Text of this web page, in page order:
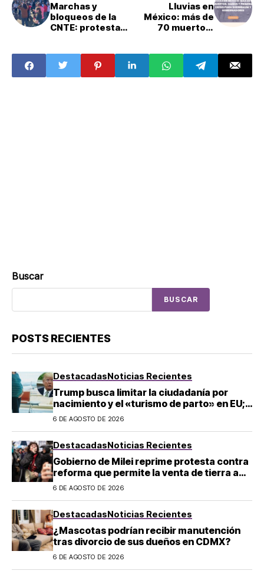
Marchas y
bloqueos de la
CNTE: protestas
educativa y Ley
del ISSSTE
Lluvias en
México: más de
70 muertos,
Sheinbaum y
gobernadores
Buscar
BUSCAR
POSTS RECIENTES
DestacadasNoticias Recientes
Trump busca limitar la ciudadanía por
nacimiento y el «turismo de parto» en EU;
¿a quién afecta?
6 DE AGOSTO DE 2026
DestacadasNoticias Recientes
Gobierno de Milei reprime protesta contra
reforma que permite la venta de tierra a
extranjeros en Argentina
6 DE AGOSTO DE 2026
DestacadasNoticias Recientes
¿Mascotas podrían recibir manutención
tras divorcio de sus dueños en CDMX?
6 DE AGOSTO DE 2026